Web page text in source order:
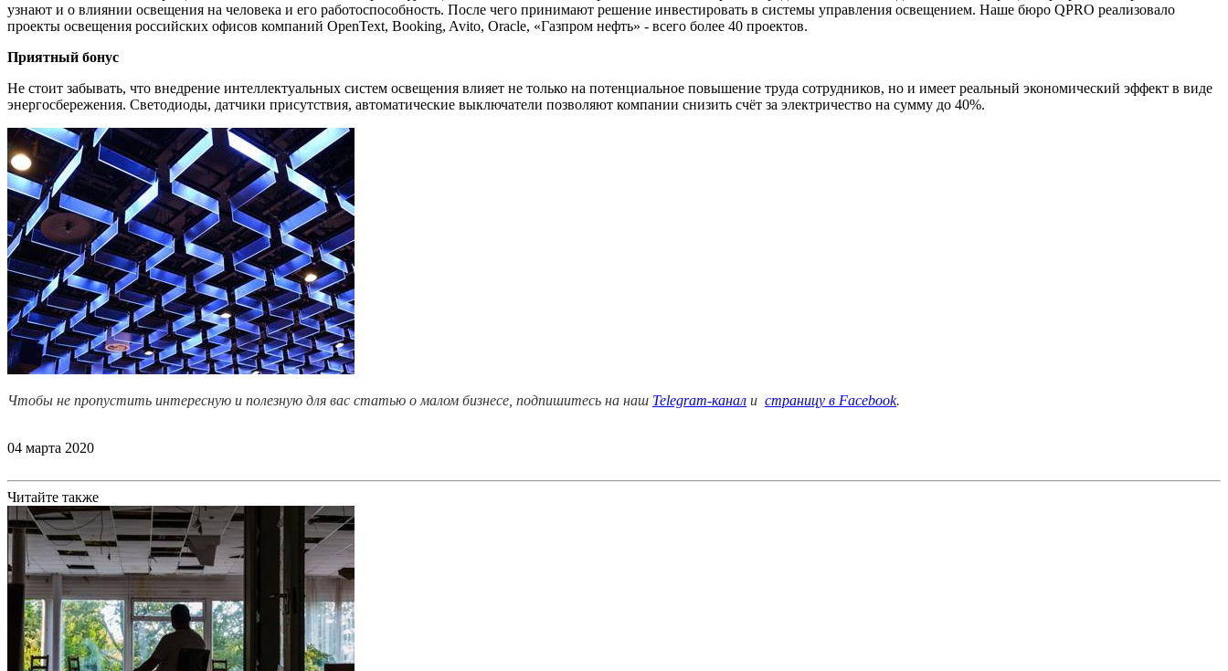
узнают и о влиянии освещения на человека и его работоспособность. После чего принимают решение инвестировать в системы управления освещением. Наше бюро QPRO реализовало
проекты освещения российских офисов компаний OpenText, Booking, Avito, Oracle, «Газпром нефть» - всего более 40 проектов.
Приятный бонус
Не стоит забывать, что внедрение интеллектуальных систем освещения влияет не только на потенциальное повышение труда сотрудников, но и имеет реальный экономический эффект в виде
энергосбережения. Светодиоды, датчики присутствия, автоматические выключатели позволяют компании снизить счёт за электричество на сумму до 40%.
Чтобы не пропустить интересную и полезную для вас статью о малом бизнесе, подпишитесь на наш Telegram-канал и страницу в Facebook.
04 марта 2020
Читайте также